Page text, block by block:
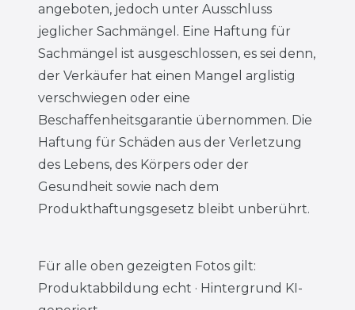
angeboten, jedoch unter Ausschluss
jeglicher Sachmängel. Eine Haftung für
Sachmängel ist ausgeschlossen, es sei denn,
der Verkäufer hat einen Mangel arglistig
verschwiegen oder eine
Beschaffenheitsgarantie übernommen. Die
Haftung für Schäden aus der Verletzung
des Lebens, des Körpers oder der
Gesundheit sowie nach dem
Produkthaftungsgesetz bleibt unberührt.
Für alle oben gezeigten Fotos gilt:
Produktabbildung echt · Hintergrund KI-